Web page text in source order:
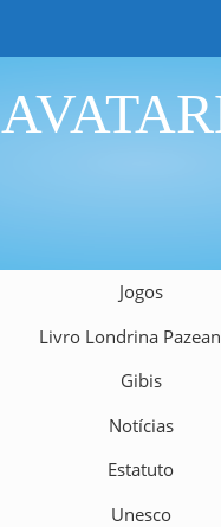
Jogos
Livro Londrina
Gibis
Notícias
Estatuto
Unesco